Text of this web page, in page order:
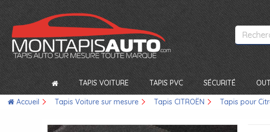
TAPIS VOITURE TAPIS PVC SÉCURITÉ
Accueil Tapis Voiture sur mesure Tapis CITROËN Tapis pour